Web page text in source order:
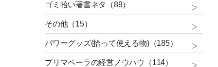
ゴミ拾い著書ネタ（89）
その他（15）
パワーグッズ(拾って使える物)（185）
プリマベーラの経営ノウハウ（114）